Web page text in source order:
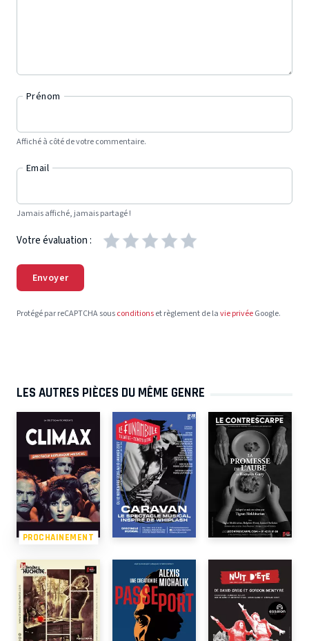
Prénom
Affiché à côté de votre commentaire.
Email
Jamais affiché, jamais partagé !
Votre évaluation :
Envoyer
Protégé par reCAPTCHA sousconditionset règlement de lavie privéeGoogle.
LES AUTRES PIÈCES DU MÊME GENRE
PROCHAINEMENT